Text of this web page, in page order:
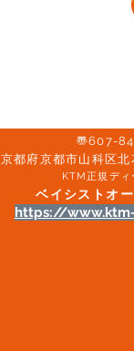
〠607-
京都府京都市山科区
KTM正規ディ
ベイシストオ
https://